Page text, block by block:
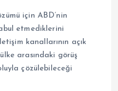
için ABD’nin
etmediklerini
kanallarının açık
arasındaki görüş
çözülebileceği